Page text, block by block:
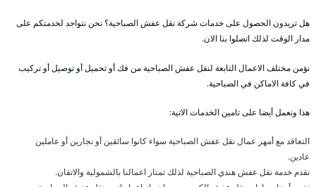
هل تريدون الحصول على خدمات شركة نقل عفش الصباحية؟ نحن نتواجد لخدمتكم على
مدار الوقت لذلك اتصلوا بنا الان.
نؤمن مختلف الاعمال التابعة لنقل عفش الصباحية من فك أو تحميل أو توصيل أو تركيب
في كافة الاماكن في الصباحية.
هذا ونعمل أيضا على تامين الخدمات الاتية:
التعاقد مع أمهر عمال نقل عفش الصباحية سواء كانوا سائقين أو نجارين أو عاملين
عادين.
نقدم خدمة نقل عفش هندي الصباحية لذلك تمتاز اعمالنا بالشمولية والاتقان.